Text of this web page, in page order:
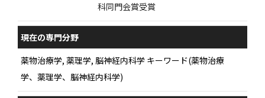
科同門会賞受賞
現在の専門分野
薬物治療学, 薬理学, 脳神経内科学 キーワード(薬物治療
学、薬理学、脳神経内科学)